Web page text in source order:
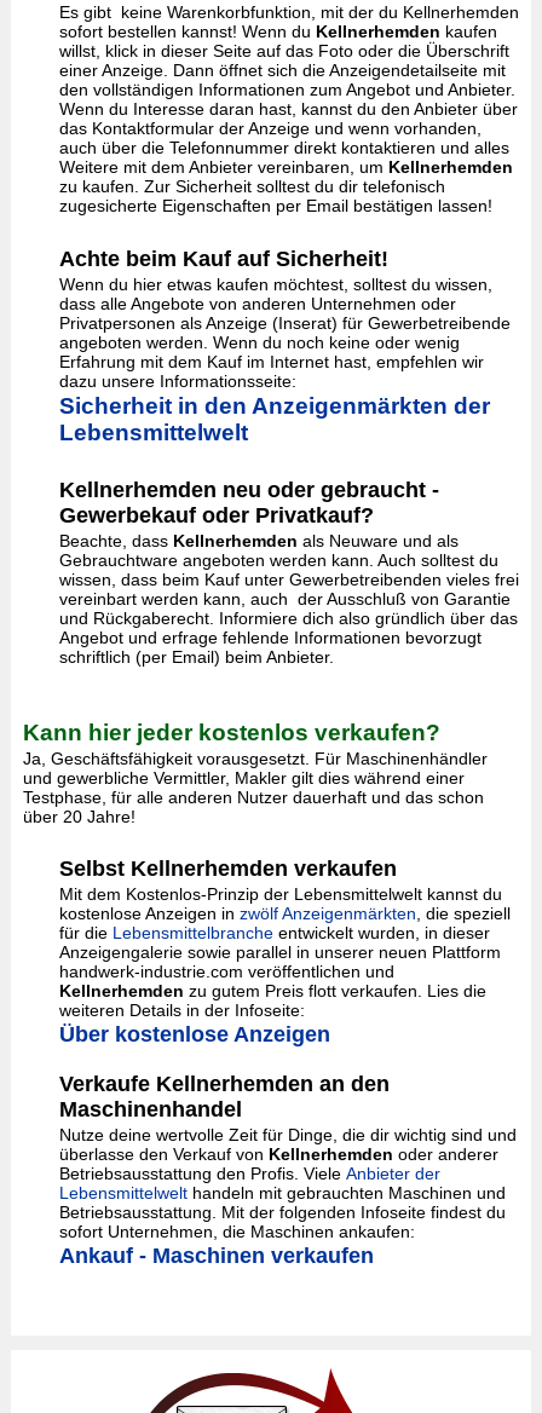
Es gibt keine Warenkorbfunktion, mit der du Kellnerhemden
sofort bestellen kannst! Wenn du Kellnerhemden kaufen
willst, klick in dieser Seite auf das Foto oder die Überschrift
einer Anzeige. Dann öffnet sich die Anzeigendetailseite mit
den vollständigen Informationen zum Angebot und Anbieter.
Wenn du Interesse daran hast, kannst du den Anbieter über
das Kontaktformular der Anzeige und wenn vorhanden,
auch über die Telefonnummer direkt kontaktieren und alles
Weitere mit dem Anbieter vereinbaren, um Kellnerhemden
zu kaufen. Zur Sicherheit solltest du dir telefonisch
zugesicherte Eigenschaften per Email bestätigen lassen!
Achte beim Kauf auf Sicherheit!
Wenn du hier etwas kaufen möchtest, solltest du wissen,
dass alle Angebote von anderen Unternehmen oder
Privatpersonen als Anzeige (Inserat) für Gewerbetreibende
angeboten werden. Wenn du noch keine oder wenig
Erfahrung mit dem Kauf im Internet hast, empfehlen wir
dazu unsere Informationsseite:
Sicherheit in den Anzeigenmärkten der
Lebensmittelwelt
Kellnerhemden neu oder gebraucht -
Gewerbekauf oder Privatkauf?
Beachte, dass Kellnerhemden als Neuware und als
Gebrauchtware angeboten werden kann. Auch solltest du
wissen, dass beim Kauf unter Gewerbetreibenden vieles frei
vereinbart werden kann, auch der Ausschluß von Garantie
und Rückgaberecht. Informiere dich also gründlich über das
Angebot und erfrage fehlende Informationen bevorzugt
schriftlich (per Email) beim Anbieter.
Kann hier jeder kostenlos verkaufen?
Ja, Geschäftsfähigkeit vorausgesetzt. Für Maschinenhändler
und gewerbliche Vermittler, Makler gilt dies während einer
Testphase, für alle anderen Nutzer dauerhaft und das schon
über 20 Jahre!
Selbst Kellnerhemden verkaufen
Mit dem Kostenlos-Prinzip der Lebensmittelwelt kannst du
kostenlose Anzeigen in zwölf Anzeigenmärkten , die speziell
für die Lebensmittelbrancheentwickelt wurden, in dieser
Anzeigengalerie sowie parallel in unserer neuen Plattform
handwerk-industrie.com veröffentlichen und
Kellnerhemden zu gutem Preis flott verkaufen. Lies die
weiteren Details in der Infoseite:
Über kostenlose Anzeigen
Verkaufe Kellnerhemden an den
Maschinenhandel
Nutze deine wertvolle Zeit für Dinge, die dir wichtig sind und
überlasse den Verkauf von Kellnerhemden oder anderer
Betriebsausstattung den Profis. Viele Anbieter der
Lebensmittelwelthandeln mit gebrauchten Maschinen und
Betriebsausstattung. Mit der folgenden Infoseite findest du
sofort Unternehmen, die Maschinen ankaufen:
Ankauf - Maschinen verkaufen